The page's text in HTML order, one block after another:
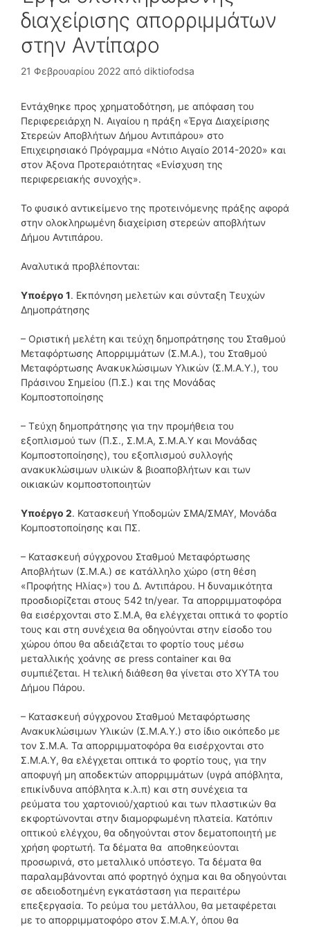
διαχείρισης απορριμμάτων
στην Αντίπαρο
21 Φεβρουαρίου 2022 από diktiofodsa
Εντάχθηκε προς χρηματοδότηση, με απόφαση του
Περιφερειάρχη Ν. Αιγαίου η πράξη «Έργα Διαχείρισης
Στερεών Αποβλήτων Δήμου Αντιπάρου» στο
Επιχειρησιακό Πρόγραμμα «Νότιο Αιγαίο 2014-2020» και
στον Άξονα Προτεραιότητας «Ενίσχυση της
περιφερειακής συνοχής».
Το φυσικό αντικείμενο της προτεινόμενης πράξης αφορά
στην ολοκληρωμένη διαχείριση στερεών αποβλήτων
Δήμου Αντιπάρου.
Αναλυτικά προβλέπονται:
Υποέργο 1. Εκπόνηση μελετών και σύνταξη Τευχών
Δημοπράτησης
– Οριστική μελέτη και τεύχη δημοπράτησης του Σταθμού
Μεταφόρτωσης Απορριμμάτων (Σ.Μ.Α.), του Σταθμού
Μεταφόρτωσης Ανακυκλώσιμων Υλικών (Σ.Μ.Α.Υ.), του
Πράσινου Σημείου (Π.Σ.) και της Μονάδας
Κομποστοποίησης
– Τεύχη δημοπράτησης για την προμήθεια του
εξοπλισμού των (Π.Σ., Σ.Μ.Α, Σ.Μ.Α.Υ και Μονάδας
Κομποστοποίησης), του εξοπλισμού συλλογής
ανακυκλώσιμων υλικών & βιοαποβλήτων και των
οικιακών κομποστοποιητών
Υποέργο 2. Κατασκευή Υποδομών ΣΜΑ/ΣΜΑΥ, Μονάδα
Κομποστοποίησης και ΠΣ.
– Κατασκευή σύγχρονου Σταθμού Μεταφόρτωσης
Αποβλήτων (Σ.Μ.Α.) σε κατάλληλο χώρο (στη θέση
«Προφήτης Ηλίας») του Δ. Αντιπάρου. Η δυναμικότητα
προσδιορίζεται στους 542 tn/year. Τα απορριμματοφόρα
θα εισέρχονται στο Σ.Μ.Α, θα ελέγχεται οπτικά το φορτίο
τους και στη συνέχεια θα οδηγούνται στην είσοδο του
χώρου όπου θα αδειάζεται το φορτίο τους μέσω
μεταλλικής χοάνης σε press container και θα
συμπιέζεται. Η τελική διάθεση θα γίνεται στο ΧΥΤΑ του
Δήμου Πάρου.
– Κατασκευή σύγχρονου Σταθμού Μεταφόρτωσης
Ανακυκλώσιμων Υλικών (Σ.Μ.Α.Υ.) στο ίδιο οικόπεδο με
τον Σ.Μ.Α. Τα απορριμματοφόρα θα εισέρχονται στο
Σ.Μ.Α.Υ, θα ελέγχεται οπτικά το φορτίο τους, για την
αποφυγή μη αποδεκτών απορριμμάτων (υγρά απόβλητα,
επικίνδυνα απόβλητα κ.λ.π) και στη συνέχεια τα
ρεύματα του χαρτονιού/χαρτιού και των πλαστικών θα
εκφορτώνονται στην διαμορφωμένη πλατεία. Κατόπιν
οπτικού ελέγχου, θα οδηγούνται στον δεματοποιητή με
χρήση φορτωτή. Τα δέματα θα αποθηκεύονται
προσωρινά, στο μεταλλικό υπόστεγο. Τα δέματα θα
παραλαμβάνονται από φορτηγό όχημα και θα οδηγούνται
σε αδειοδοτημένη εγκατάσταση για περαιτέρω
επεξεργασία. Το ρεύμα του μετάλλου, θα μεταφέρεται
με το απορριμματοφόρο στον Σ.Μ.Α.Υ, όπου θα